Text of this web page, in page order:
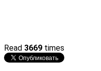
Read 3669 times